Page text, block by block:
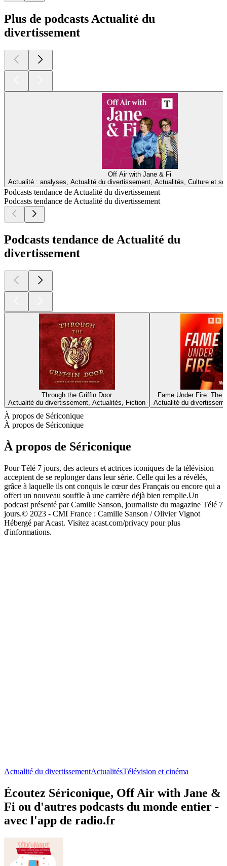
Plus de podcasts Actualité du
divertissement
Off Air with Jane & Fi
Actualité : analyses, Actualité du divertissement, Actualités, Culture et
Podcasts tendance de Actualité du divertissement
Podcasts tendance de Actualité du divertissement
Podcasts tendance de Actualité du
divertissement
Through the Griffin Door
Actualité du divertissement, Actualités, Fiction
Fame Under Fire: The
Actualité du
À propos de Sériconique
À propos de Sériconique
À propos de Sériconique
Pour Télé 7 jours, des acteurs et actrices iconiques de la télévision
acceptent de se replonger dans leur série. Celle qui les a révélés,
grâce à laquelle ils ont conquis le cœur des Français ou encore qui a
offert un nouveau souffle à une carrière déjà bien remplie.Un
podcast présenté par Camille Sanson, journaliste du magazine Télé 7
jours.© 2023 - CMI France : Camille Sanson / Olivier Vignot
Hébergé par Acast. Visitez acast.com/privacy pour plus
d'informations.
Actualité du divertissementActualitésTélévision et cinéma
Écoutez Sériconique, Off Air with Jane &
Fi ou d'autres podcasts du monde entier -
avec l'app de radio.fr